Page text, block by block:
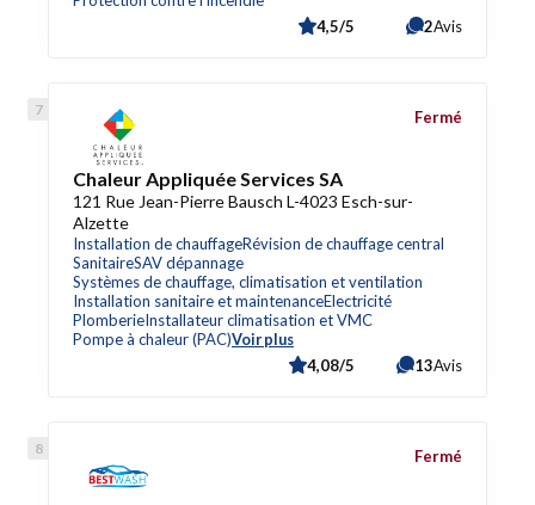
4,5/5 2Avis
Chaleur Appliquée Services SA
121 Rue Jean-Pierre Bausch L-4023 Esch-sur-
Alzette
Installation de chauffageRévision de chauffage central
SanitaireSAV dépannage
Systèmes de chauffage, climatisation et ventilation
Installation sanitaire et maintenanceElectricité
PlomberieInstallateur climatisation et VMC
Pompe à chaleur (PAC)Voir plus
Fermé
4,08/5 13Avis
Fermé